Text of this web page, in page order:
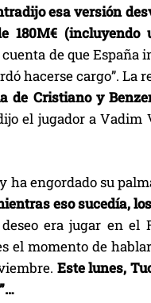
esa versión
(incluyendo
de que España
hacerse cargo”. La
Cristiano y
el jugador a
engordado su
eso sucedía,
era jugar en el
el momento de
Este lunes,